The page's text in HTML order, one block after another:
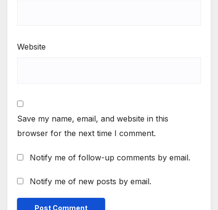
Website
Save my name, email, and website in this
browser for the next time I comment.
Notify me of follow-up comments by email.
Notify me of new posts by email.